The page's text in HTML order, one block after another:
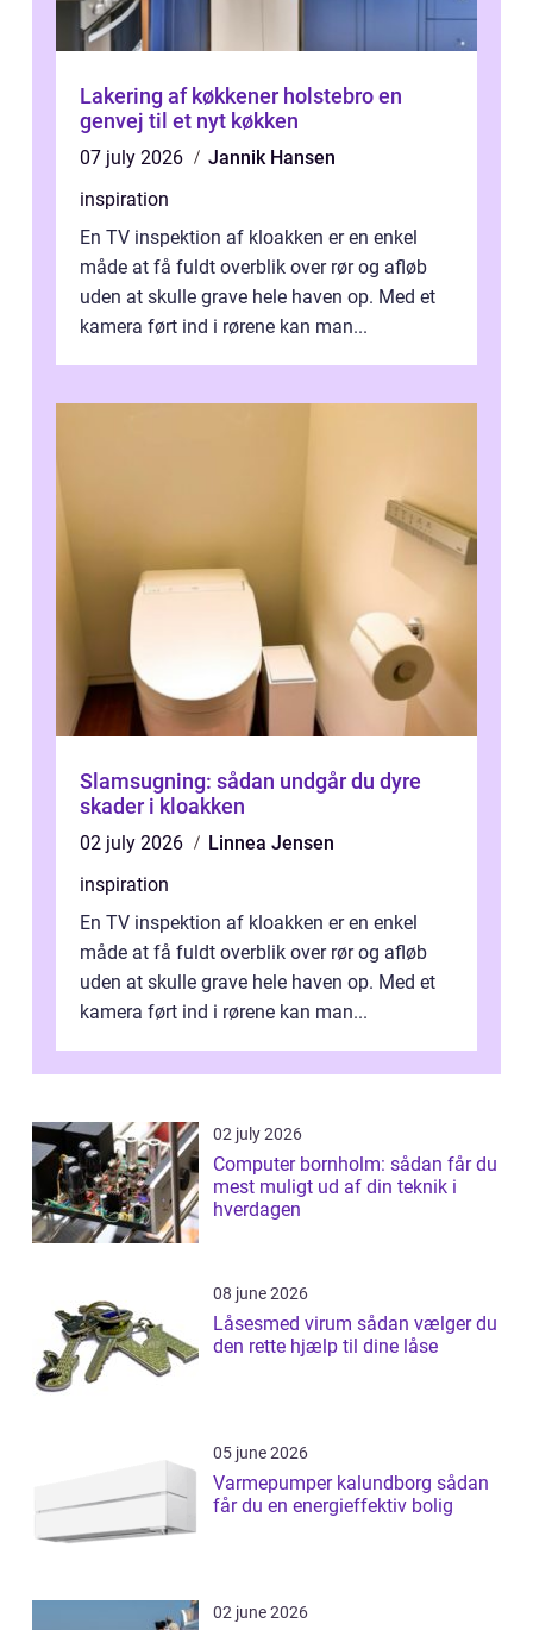
Lakering af køkkener holstebro en
genvej til et nyt køkken
07 july 2026
Jannik Hansen
inspiration
En TV inspektion af kloakken er en enkel
måde at få fuldt overblik over rør og afløb
uden at skulle grave hele haven op. Med et
kamera ført ind i rørene kan man...
Slamsugning: sådan undgår du dyre
skader i kloakken
02 july 2026
Linnea Jensen
inspiration
En TV inspektion af kloakken er en enkel
måde at få fuldt overblik over rør og afløb
uden at skulle grave hele haven op. Med et
kamera ført ind i rørene kan man...
02 july 2026
Computer bornholm: sådan får du
mest muligt ud af din teknik i
hverdagen
08 june 2026
Låsesmed virum sådan vælger du
den rette hjælp til dine låse
05 june 2026
Varmepumper kalundborg sådan
får du en energieffektiv bolig
02 june 2026